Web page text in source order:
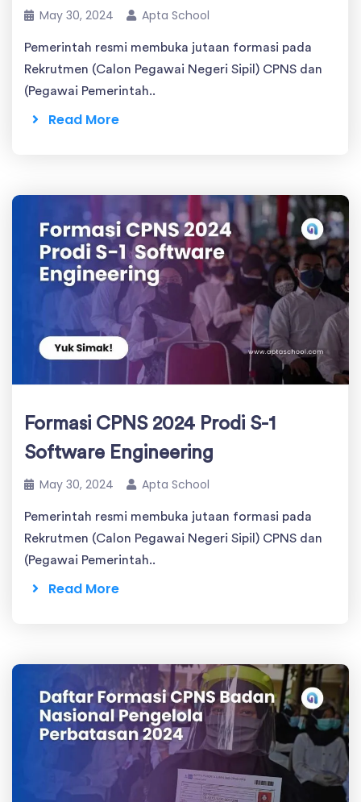
May 30, 2024 Apta School
Pemerintah resmi membuka jutaan formasi pada
Rekrutmen (Calon Pegawai Negeri Sipil) CPNS dan
(Pegawai Pemerintah..
Read More
Formasi CPNS 2024 Prodi S-1
Software Engineering
May 30, 2024 Apta School
Pemerintah resmi membuka jutaan formasi pada
Rekrutmen (Calon Pegawai Negeri Sipil) CPNS dan
(Pegawai Pemerintah..
Read More